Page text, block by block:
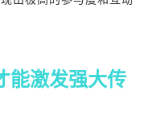
能激发强大传